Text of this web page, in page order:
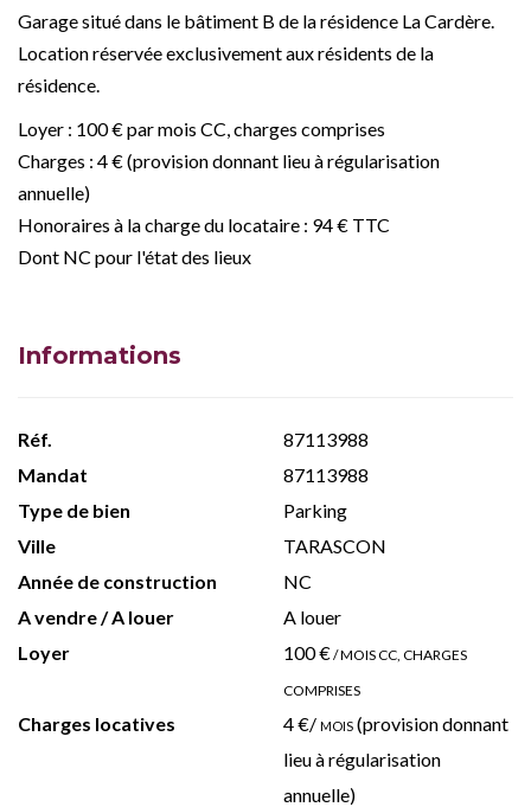
Garage situé dans le bâtiment B de la résidence La Cardère.
Location réservée exclusivement aux résidents de la
résidence.
Loyer : 100 € par mois CC, charges comprises
Charges : 4 € (provision donnant lieu à régularisation
annuelle)
Honoraires à la charge du locataire : 94 € TTC
Dont NC pour l'état des lieux
Informations
Réf.
87113988
Mandat
87113988
Type de bien
Parking
Ville
TARASCON
Année de construction
NC
A vendre / A louer
A louer
Loyer
100 €/ MOIS CC, CHARGES
COMPRISES
Charges locatives 4 €/mois(provision donnant
lieu à régularisation
annuelle)